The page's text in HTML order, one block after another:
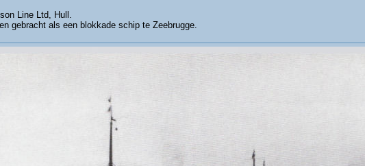
Line Ltd, Hull.
gebracht als een blokkade schip te Zeebrugge.